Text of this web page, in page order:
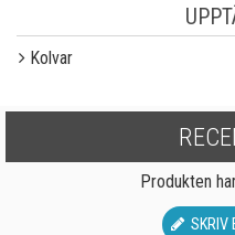
Kolvar
Produkten
SKRIV